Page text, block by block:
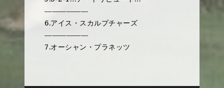
——————
6.アイス・スカルプチャーズ
——————
7.オーシャン・プラネッツ